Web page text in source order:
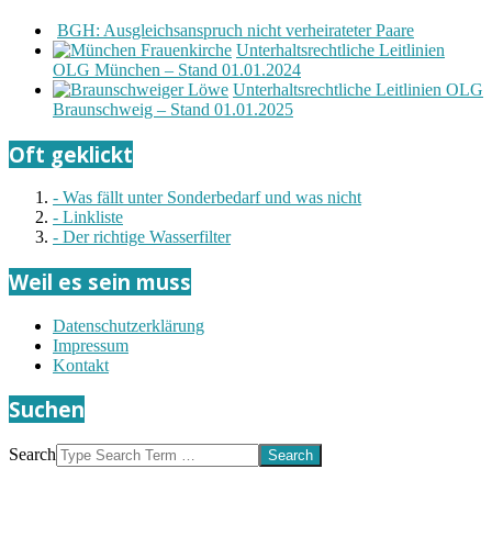
BGH: Ausgleichsanspruch nicht verheirateter Paare
Unterhaltsrechtliche Leitlinien
OLG München – Stand 01.01.2024
Unterhaltsrechtliche Leitlinien OLG
Braunschweig – Stand 01.01.2025
Oft geklickt
- Was fällt unter Sonderbedarf und was nicht
- Linkliste
- Der richtige Wasserfilter
Weil es sein muss
Datenschutzerklärung
Impressum
Kontakt
Suchen
Search